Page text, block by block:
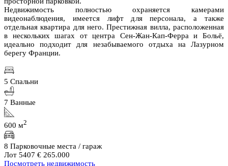
Недвижимость полностью охраняется камерами
видеонаблюдения, имеется лифт для персонала, а также
отдельная квартира для него. Престижная вилла, расположенная
в нескольких шагах от центра Сен-Жан-Кап-Ферра и Больё,
идеально подходит для незабываемого отдыха на Лазурном
берегу Франции.
5 Спальни
7 Ванные
600 м2
8 Парковочные места / гараж
Лот 5407 € 265.000
Посмотреть недвижимость